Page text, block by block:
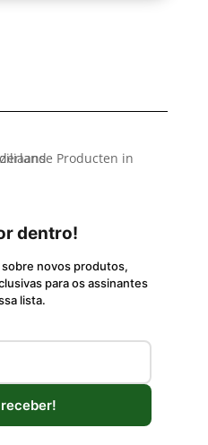
dentro!
novos produtos,
para os assinantes
lista.